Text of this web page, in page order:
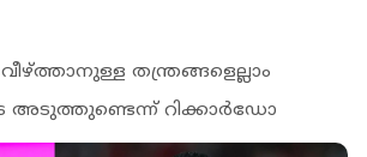
തന്ത്രങ്ങളെല്ലാം
അടുത്തുണ്ടെന്ന് റിക്കാര്‍ഡോ